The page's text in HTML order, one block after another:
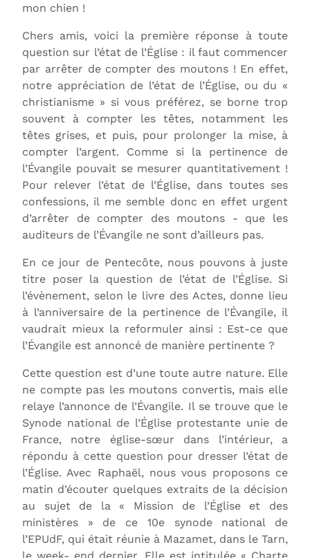
mon chien !
Chers amis, voici la première réponse à toute
question sur l’état de l’Église : il faut commencer
par arrêter de compter des moutons ! En effet,
notre appréciation de l’état de l’Église, ou du «
christianisme » si vous préférez, se borne trop
souvent à compter les têtes, notamment les
têtes grises, et puis, pour prolonger la mise, à
compter l’argent. Comme si la pertinence de
l’Évangile pouvait se mesurer quantitativement !
Pour relever l’état de l’Église, dans toutes ses
confessions, il me semble donc en effet urgent
d’arrêter de compter des moutons - que les
auditeurs de l’Évangile ne sont d’ailleurs pas.
En ce jour de Pentecôte, nous pouvons à juste
titre poser la question de l’état de l’Église. Si
l’évènement, selon le livre des Actes, donne lieu
à l’anniversaire de la pertinence de l’Évangile, il
vaudrait mieux la reformuler ainsi : Est-ce que
l’Évangile est annoncé de manière pertinente ?
Cette question est d’une toute autre nature. Elle
ne compte pas les moutons convertis, mais elle
relaye l’annonce de l’Évangile. Il se trouve que le
Synode national de l’Église protestante unie de
France, notre église-sœur dans l’intérieur, a
répondu à cette question pour dresser l’état de
l’Église. Avec Raphaël, nous vous proposons ce
matin d’écouter quelques extraits de la décision
au sujet de la « Mission de l’Église et des
ministères » de ce 10e synode national de
l’EPUdF, qui était réunie à Mazamet, dans le Tarn,
le week- end dernier. Elle est intitulée « Charte